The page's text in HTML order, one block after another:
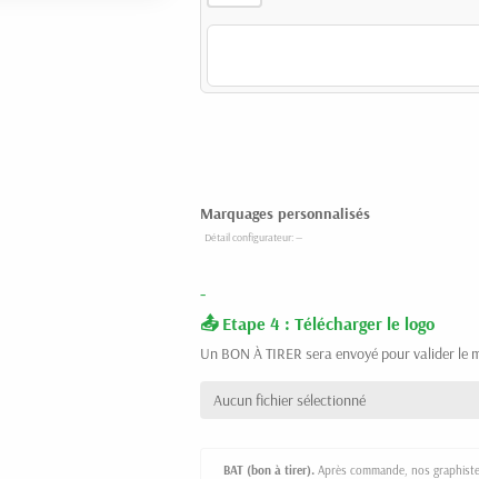
Marquages personnalisés
-
Etape 4 : Télécharger le logo
Un BON À TIRER sera envoyé pour valider le
Aucun fichier sélectionné
BAT (bon à tirer). Après commande, nos